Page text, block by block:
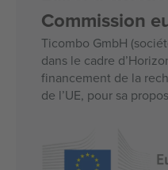
Commission
Ticombo GmbH
dans le cadre
financement de la
de l’UE, pour sa